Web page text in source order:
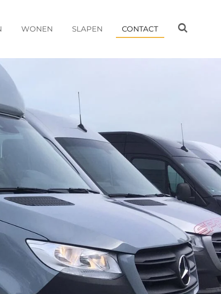
WONEN SLAPEN CONTACT